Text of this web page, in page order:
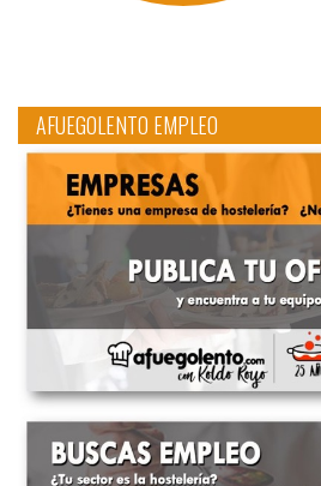
AFUEGOLENTO EMPLEO